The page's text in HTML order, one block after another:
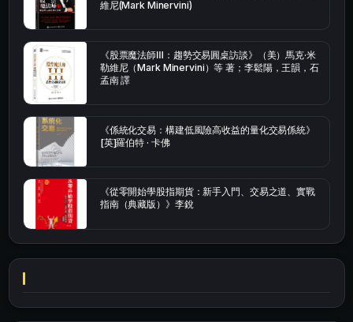
維尼(Mark Minervini)
《股票魔法師Ⅲ：趨勢交易圓桌訪談》（美）馬克·米
勒維尼（Mark Minervini）等 著；李鬆陽，王韻，石
孟南 譯
《係統化交易：構建低風險高收益的量化交易係統》
[英]羅伯特 · 卡佛
《從零開始學股指期貨：新手入門、交易之道、實戰
指南（典藏版）》李銳